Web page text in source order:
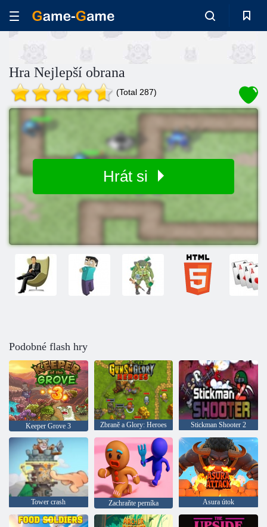
Hra Nejlepší obrana
(Total 287)
Hrát si
Podobné flash hry
Keeper Grove 3 Zbraně a Glory: Heroes Stickman Shooter 2
Tower crash Zachraňte perníka Asura útok